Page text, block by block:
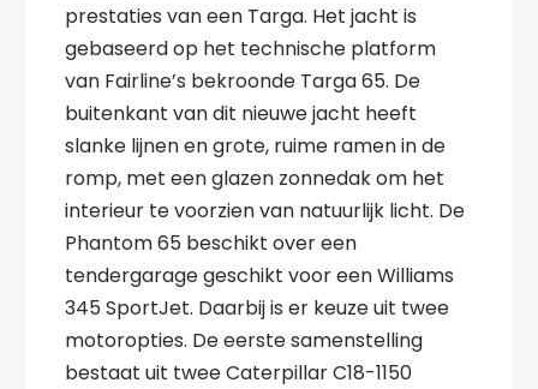
prestaties van een Targa. Het jacht is
gebaseerd op het technische platform
van Fairline’s bekroonde Targa 65. De
buitenkant van dit nieuwe jacht heeft
slanke lijnen en grote, ruime ramen in de
romp, met een glazen zonnedak om het
interieur te voorzien van natuurlijk licht. De
Phantom 65 beschikt over een
tendergarage geschikt voor een Williams
345 SportJet. Daarbij is er keuze uit twee
motoropties. De eerste samenstelling
bestaat uit twee Caterpillar C18-1150